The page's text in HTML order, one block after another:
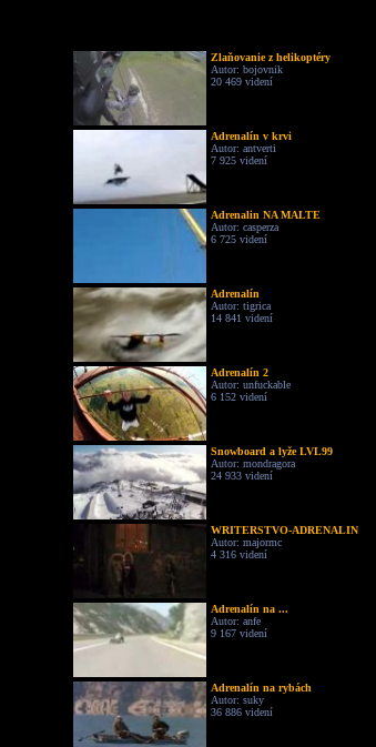
Zlaňovanie z helikoptéry
Autor: bojovnik
20 469 videní
Adrenalín v krvi
Autor: antverti
7 925 videní
Adrenalin NA MALTE
Autor: casperza
6 725 videní
Adrenalín
Autor: tigrica
14 841 videní
Adrenalín 2
Autor: unfuckable
6 152 videní
Snowboard a lyže LVL99
Autor: mondragora
24 933 videní
WRITERSTVO-ADRENALIN
Autor: majormc
4 316 videní
Adrenalín na ...
Autor: anfe
9 167 videní
Adrenalín na rybách
Autor: suky
36 886 videní